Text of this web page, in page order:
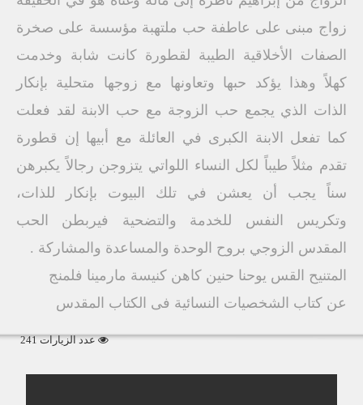
زواج مبنى على عاطفة حب ملتهبة مؤسسة على صخرة
الصفات الأخلاقية الطيبة لقطورة كانت شابة وخدمت
كهلاً وهذا يؤكد حبها وتعاونها مع زوجها متحلية بإنكار
الذات الذي يجمع حب الزوجة مع حب الابنة لقد فعلت
كما تفعل الابنة الكبرى في العائلة مع أبيها إن قطورة
تقدم مثلاً طيباً لكل النساء اللواتي يتزوجن رجالاً يكبرهن
سناً يجب أن يعشن في تلك البيوت بإنكار للذات،
وتكريس النفس للخدمة والتضحية فيربطن الحب
المقدس الزوجي بروح الوحدة والمساعدة والمشاركة .
المتنيح القس يوحنا حنين كاهن كنيسة مارمينا فلمنج
عن كتاب الشخصيات النسائية فى الكتاب المقدس
عدد الزيارات 241